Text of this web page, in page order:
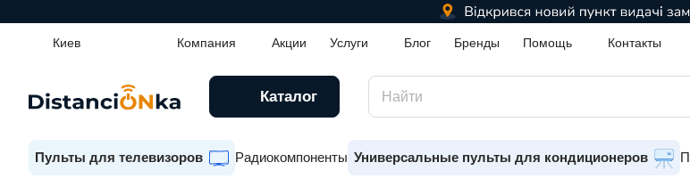
Киев Компания Акции Услуги Блог Бренды Помощь Контакты
Каталог
Пульты для телевизоров Радиокомпоненты Универсальные пульты для кондиционеров